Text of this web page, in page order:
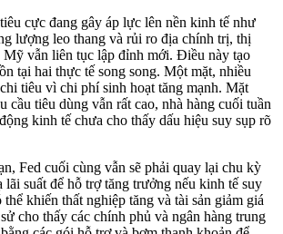
cực đang gây áp lực lên nền kinh tế như
lượng leo thang và rủi ro địa chính trị, thị
vẫn liên tục lập đỉnh mới. Điều này tạo
tại hai thực tế song song. Một mặt, nhiều
tiêu vì chi phí sinh hoạt tăng mạnh. Mặt
cầu tiêu dùng vẫn rất cao, nhà hàng cuối tuần
kinh tế chưa cho thấy dấu hiệu suy sụp rõ
Fed cuối cùng vẫn sẽ phải quay lại chu kỳ
lãi suất để hỗ trợ tăng trưởng nếu kinh tế suy
khiến thất nghiệp tăng và tài sản giảm giá
cho thấy các chính phủ và ngân hàng trung